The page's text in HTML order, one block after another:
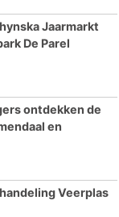
Jaarmarkt
De Parel
ontdekken de
en
Veerplas